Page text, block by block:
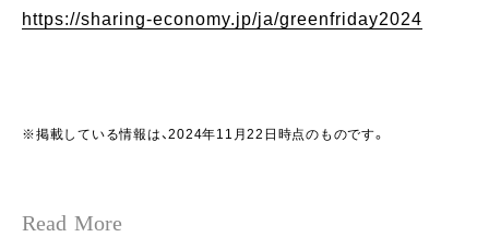
https://sharing-economy.jp/ja/greenfriday2024
※掲載している情報は、2024年11月22日時点のものです。
Read More